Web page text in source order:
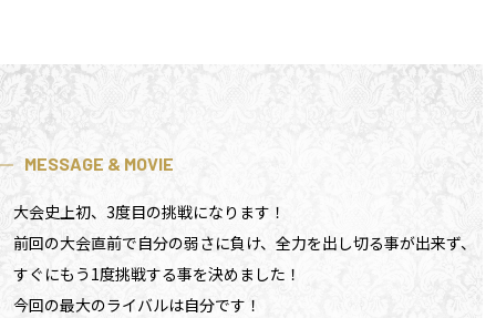
MESSAGE & MOVIE
大会史上初、3度目の挑戦になります！
前回の大会直前で自分の弱さに負け、全力を出し切る事が出来ず、
すぐにもう1度挑戦する事を決めました！
今回の最大のライバルは自分です！